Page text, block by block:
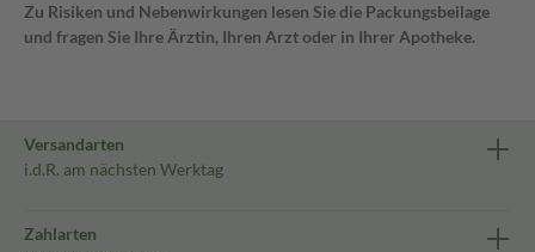
Zu Risiken und Nebenwirkungen lesen Sie die Packungsbeilage
und fragen Sie Ihre Ärztin, Ihren Arzt oder in Ihrer Apotheke.
Versandarten
i.d.R. am nächsten Werktag
Zahlarten